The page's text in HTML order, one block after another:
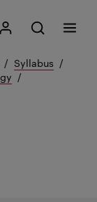
My Kristiania
Open search
Search
Menu
Syllabus